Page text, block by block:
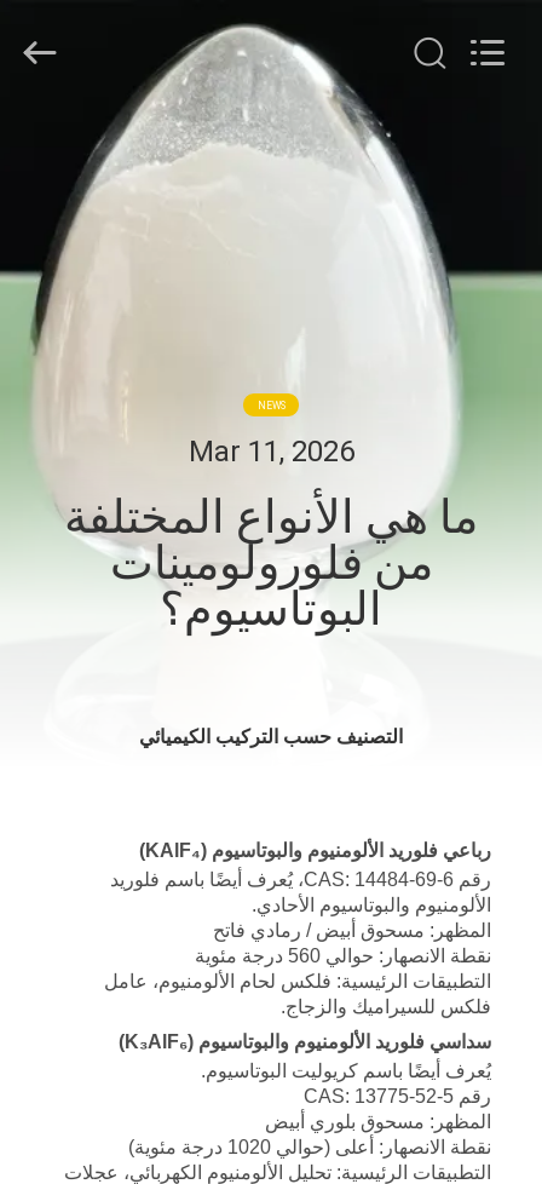
المنتجات
فيديوهات
المصنع
أخبار
القضايا
اطلب
اقتباس
خريطة
الموقع
Imp.&Exp.Co.,Ltd.
NEWS
Mar 11, 2026
ما هي الأنواع المختلفة
من فلورولومينات
البوتاسيوم؟
التصنيف حسب التركيب الكيميائي
رباعي فلوريد الألومنيوم والبوتاسيوم (KAlF₄)
رقم CAS: 14484-69-6، يُعرف أيضًا باسم فلوريد
الألومنيوم والبوتاسيوم الأحادي.
المظهر: مسحوق أبيض / رمادي فاتح
نقطة الانصهار: حوالي 560 درجة مئوية
التطبيقات الرئيسية: فلكس لحام الألومنيوم، عامل
فلكس للسيراميك والزجاج.
سداسي فلوريد الألومنيوم والبوتاسيوم (K₃AlF₆)
يُعرف أيضًا باسم كريوليت البوتاسيوم.
رقم CAS: 13775-52-5
المظهر: مسحوق بلوري أبيض
نقطة الانصهار: أعلى (حوالي 1020 درجة مئوية)
التطبيقات الرئيسية: تحليل الألومنيوم الكهربائي، عجلات